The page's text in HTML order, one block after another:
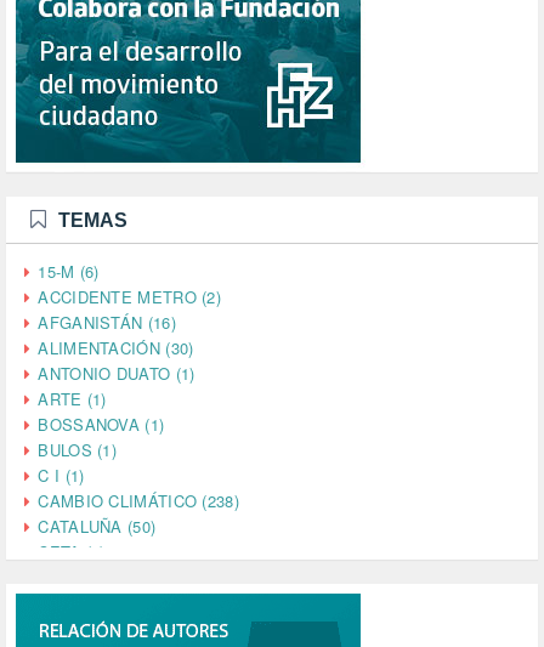
TEMAS
15-M (6)
ACCIDENTE METRO (2)
AFGANISTÁN (16)
ALIMENTACIÓN (30)
ANTONIO DUATO (1)
ARTE (1)
BOSSANOVA (1)
BULOS (1)
C I (1)
CAMBIO CLIMÁTICO (238)
CATALUÑA (50)
CETA (2)
CINE (35)